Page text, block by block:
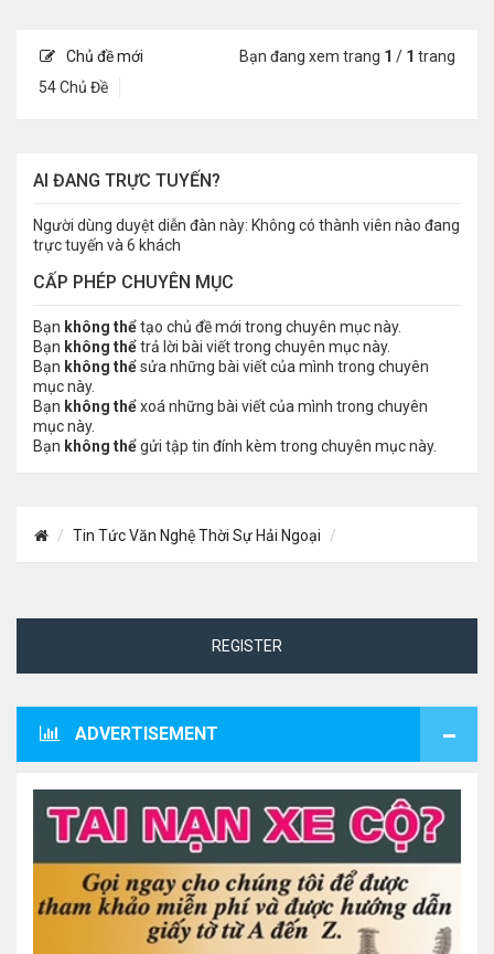
Chủ đề mới
54 Chủ Đề
Bạn đang xem trang 1 / 1 trang
AI ĐANG TRỰC TUYẾN?
Người dùng duyệt diễn đàn này: Không có thành viên nào đang
trực tuyến và 6 khách
CẤP PHÉP CHUYÊN MỤC
Bạn không thểtạo chủ đề mới trong chuyên mục này.
Bạn không thểtrả lời bài viết trong chuyên mục này.
Bạn không thểsửa những bài viết của mình trong chuyên
mục này.
Bạn không thểxoá những bài viết của mình trong chuyên
mục này.
Bạn không thểgửi tập tin đính kèm trong chuyên mục này.
Tin Tức Văn Nghệ Thời Sự Hải Ngoại
REGISTER
ADVERTISEMENT